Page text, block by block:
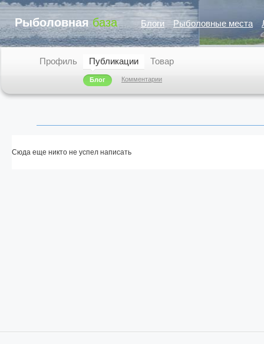
Рыболовная база Блоги Рыболовные места
Профиль Публикации
Блог Комментарии
Товар
Сюда еще никто не успел написать